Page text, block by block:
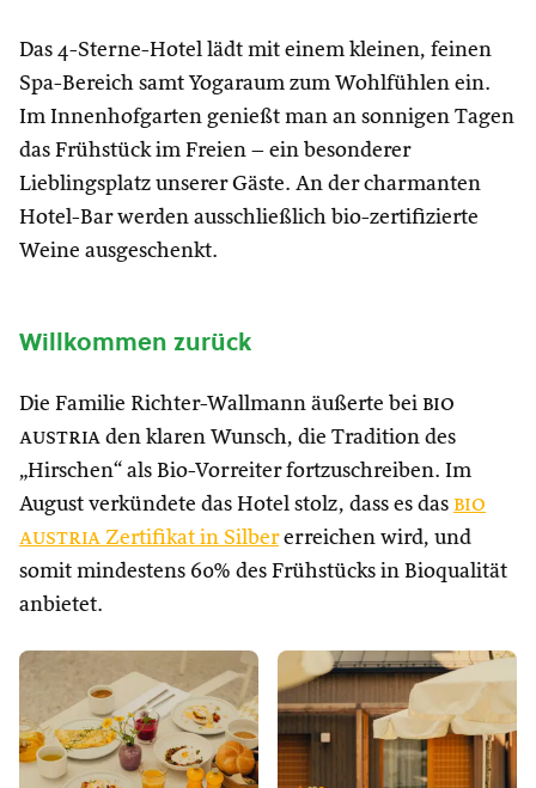
Das 4-Sterne-Hotel lädt mit einem kleinen, feinen
Spa-Bereich samt Yogaraum zum Wohlfühlen ein.
Im Innenhofgarten genießt man an sonnigen Tagen
das Frühstück im Freien – ein besonderer
Lieblingsplatz unserer Gäste. An der charmanten
Hotel-Bar werden ausschließlich bio-zertifizierte
Weine ausgeschenkt.
Willkommen zurück
Die Familie Richter-Wallmann äußerte bei bio
austria den klaren Wunsch, die Tradition des
„Hirschen“ als Bio-Vorreiter fortzuschreiben. Im
August verkündete das Hotel stolz, dass es das bio
austria Zertifikat in Silbererreichen wird, und
somit mindestens 60% des Frühstücks in Bioqualität
anbietet.